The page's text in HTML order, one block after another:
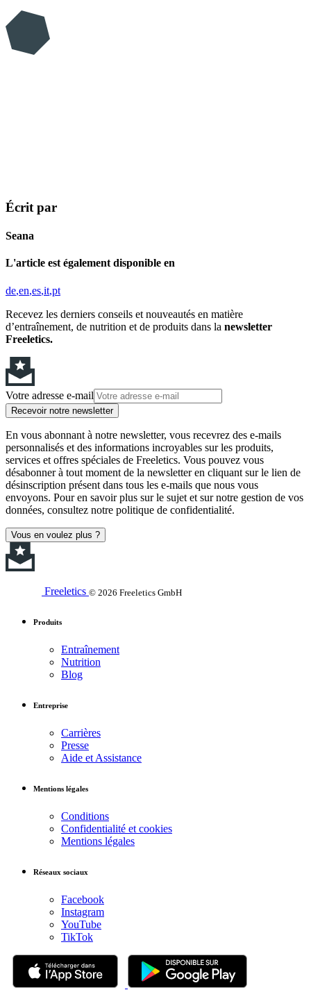
Écrit par
Seana
L'article est également disponible en
de en es it pt
Recevez les derniers conseils et nouveautés en matière
d’entraînement, de nutrition et de produits dans la newsletter
Freeletics.
Votre adresse e-mail
Recevoir notre newsletter
En vous abonnant à notre newsletter, vous recevrez des e-mails
personnalisés et des informations incroyables sur les produits,
services et offres spéciales de Freeletics. Vous pouvez vous
désabonner à tout moment de la newsletter en cliquant sur le lien de
désinscription présent dans tous les e-mails que nous vous
envoyons. Pour en savoir plus sur le sujet et sur notre gestion de vos
données, consultez notre politique de confidentialité.
Vous en voulez plus ?
Freeletics © 2026 Freeletics GmbH
Produits
Entraînement
Nutrition
Blog
Entreprise
Carrières
Presse
Aide et Assistance
Mentions légales
Conditions
Confidentialité et cookies
Mentions légales
Réseaux sociaux
Facebook
Instagram
YouTube
TikTok